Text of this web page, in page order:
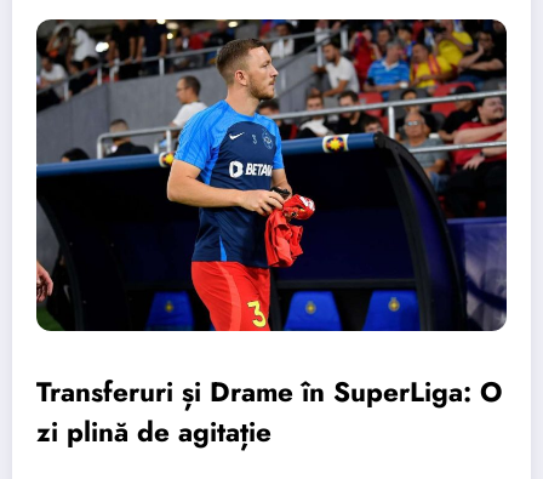
Transferuri și Drame în SuperLiga: O
zi plină de agitație